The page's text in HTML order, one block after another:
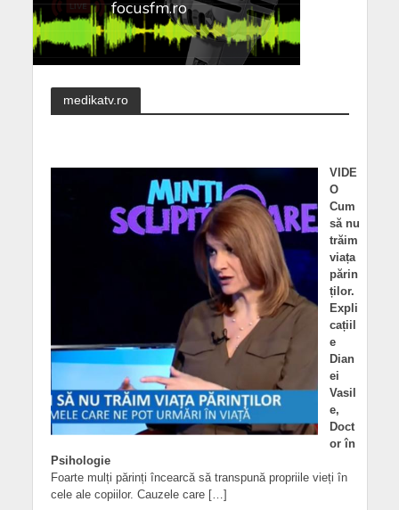
medikatv.ro
VIDE
O
Cum
să nu
trăim
viața
părin
ților.
Expli
cațiil
e
Dian
ei
Vasil
e,
Doct
or în
Psihologie
Foarte mulți părinți încearcă să transpună propriile vieți în
cele ale copiilor. Cauzele care […]